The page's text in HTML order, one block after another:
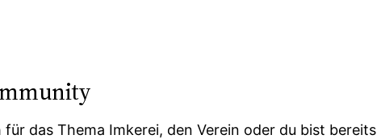
das Thema Imkerei, den Verein oder du bist bereits